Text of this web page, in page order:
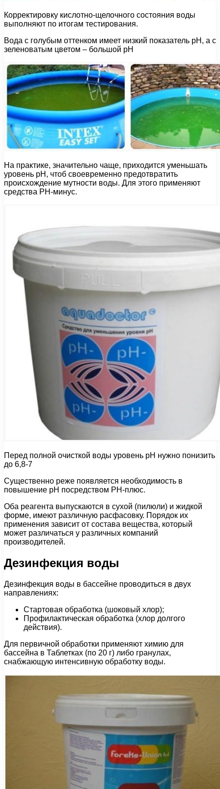
Корректировку кислотно-щелочного состояния воды
выполняют по итогам тестирования.
Вода с голубым оттенком имеет низкий показатель рН, а с
зеленоватым цветом – большой рН
На практике, значительно чаще, приходится уменьшать
уровень рН, чтоб своевременно предотвратить
происхождение мутности воды. Для этого применяют
средства РН-минус.
Перед полной очисткой воды уровень рН нужно понизить
до 6,8-7
Существенно реже появляется необходимость в
повышение рН посредством РН-плюс.
Оба реагента выпускаются в сухой (пилюли) и жидкой
форме, имеют различную расфасовку. Порядок их
применения зависит от состава вещества, который
может различаться у различных компаний
производителей.
Дезинфекция воды
Дезинфекция воды в бассейне проводиться в двух
направлениях:
Стартовая обработка (шоковый хлор);
Профилактическая обработка (хлор долгого
действия).
Для первичной обработки применяют химию для
бассейна в Таблетках (по 20 г) либо гранулах,
снабжающую интенсивную обработку воды.